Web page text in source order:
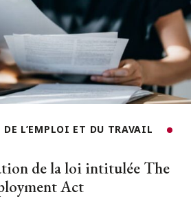
L’EMPLOI ET DU TRAVAIL
de la loi intitulée The
Act